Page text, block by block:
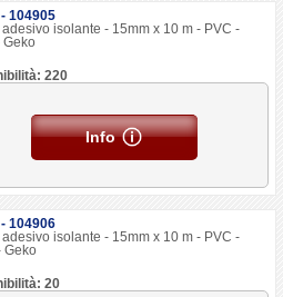
104905
adesivo isolante - 15mm x 10 m - PVC -
Geko
220
Info
104906
adesivo isolante - 15mm x 10 m - PVC -
Geko
20